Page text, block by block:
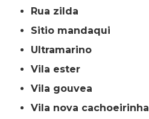
rua zilda
sitio mandaqui
ultramarino
vila ester
vila gouvea
vila nova cachoeirinha